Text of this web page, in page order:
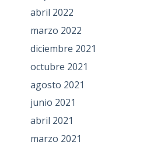
abril 2022
marzo 2022
diciembre 2021
octubre 2021
agosto 2021
junio 2021
abril 2021
marzo 2021